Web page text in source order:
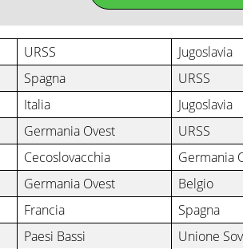
URSS Jugoslavia
Spagna URSS
Italia Jugoslavia
Germania Ovest URSS
Cecoslovacchia Germania
Germania Ovest Belgio
Francia Spagna
Paesi Bassi Unione